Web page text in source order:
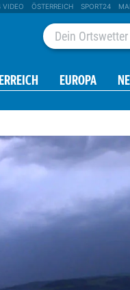
VIDEO ÖSTERREICH SPORT24
EUROPA